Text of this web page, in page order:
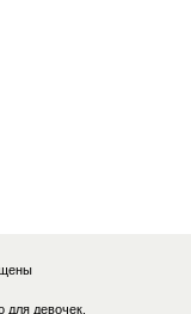
для девочек.